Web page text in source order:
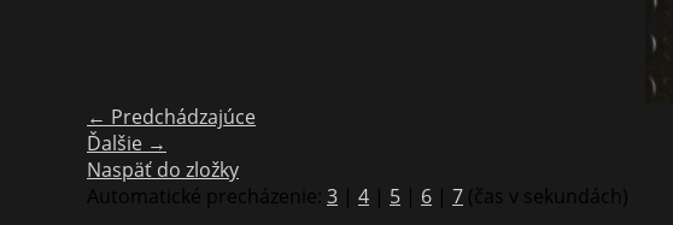
← Predchádzajúce
Ďalšie →
Naspäť do zložky
Automatické precházenie: 3 | 4 | 5 | 6 | 7 (čas v sekundách)